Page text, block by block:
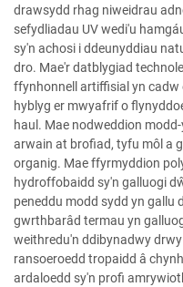
drawsydd rhag niweidrau
sefydliadau UV wedi'u
sy'n achosi i ddeunyddiau
dro. Mae'r datblygiad
ffynhonnell artiffisial yn cadw
hyblyg er mwyafrif o
haul. Mae nodweddion
arwain at brofiad, tyfu môl a
organig. Mae ffyrmyddion
hydroffobaidd sy'n galluogi
peneddu modd sydd yn gallu
gwrthbarâd termau yn
weithredu'n ddibynadwy
ransoeroedd tropaidd â
ardaloedd sy'n profi